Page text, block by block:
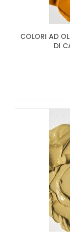
COLORI AD
DI